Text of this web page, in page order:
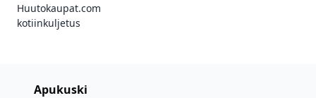
Huutokaupat.com
kotiinkuljetus
Apukuski